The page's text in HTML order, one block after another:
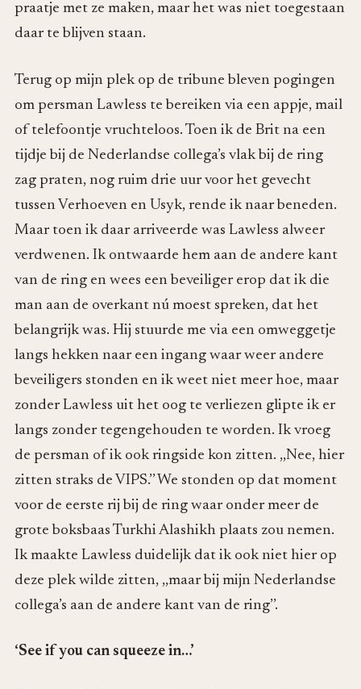
praatje met ze maken, maar het was niet toegestaan
daar te blijven staan.
Terug op mijn plek op de tribune bleven pogingen
om persman Lawless te bereiken via een appje, mail
of telefoontje vruchteloos. Toen ik de Brit na een
tijdje bij de Nederlandse collega’s vlak bij de ring
zag praten, nog ruim drie uur voor het gevecht
tussen Verhoeven en Usyk, rende ik naar beneden.
Maar toen ik daar arriveerde was Lawless alweer
verdwenen. Ik ontwaarde hem aan de andere kant
van de ring en wees een beveiliger erop dat ik die
man aan de overkant nú moest spreken, dat het
belangrijk was. Hij stuurde me via een omweggetje
langs hekken naar een ingang waar weer andere
beveiligers stonden en ik weet niet meer hoe, maar
zonder Lawless uit het oog te verliezen glipte ik er
langs zonder tegengehouden te worden. Ik vroeg
de persman of ik ook ringside kon zitten. ,,Nee, hier
zitten straks de VIPS.’’ We stonden op dat moment
voor de eerste rij bij de ring waar onder meer de
grote boksbaas Turkhi Alashikh plaats zou nemen.
Ik maakte Lawless duidelijk dat ik ook niet hier op
deze plek wilde zitten, ,,maar bij mijn Nederlandse
collega’s aan de andere kant van de ring’’.
‘See if you can squeeze in…’